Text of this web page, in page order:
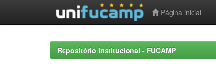
Página inicial
Repositório Institucional - FUCAMP